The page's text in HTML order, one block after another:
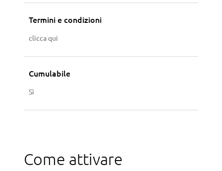
Termini e condizioni
clicca qui
Cumulabile
Sì
Come attivare